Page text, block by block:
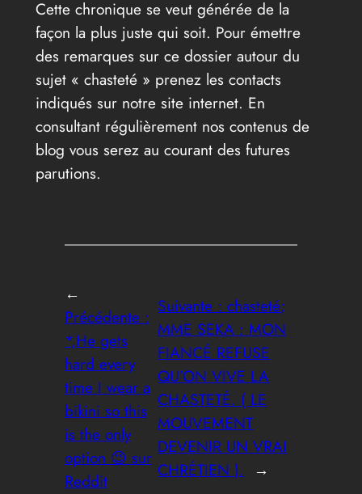
Cette chronique se veut générée de la
façon la plus juste qui soit. Pour émettre
des remarques sur ce dossier autour du
sujet « chasteté » prenez les contacts
indiqués sur notre site internet. En
consultant régulièrement nos contenus de
blog vous serez au courant des futures
parutions.
←
Précédente :
*,He gets
hard every
time I wear a
bikini so this
is the only
option 😉 sur
Reddit
Suivante :chasteté;
MME SEKA : MON
FIANCÉ REFUSE
QU’ON VIVE LA
CHASTETÉ. ( LE
MOUVEMENT
DEVENIR UN VRAI
CHRÉTIEN ).
→